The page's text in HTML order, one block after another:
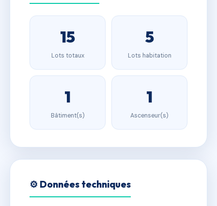
15
Lots totaux
5
Lots habitation
1
Bâtiment(s)
1
Ascenseur(s)
⚙️ Données techniques